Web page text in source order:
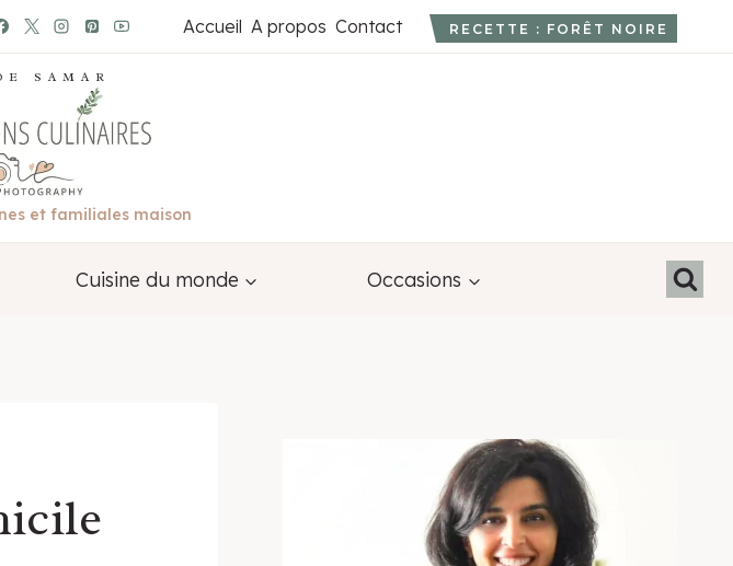
Accueil A propos Contact RECETTE : FORÊT NOIRE
SAMAR
et familiales maison
Cuisine du monde Occasions